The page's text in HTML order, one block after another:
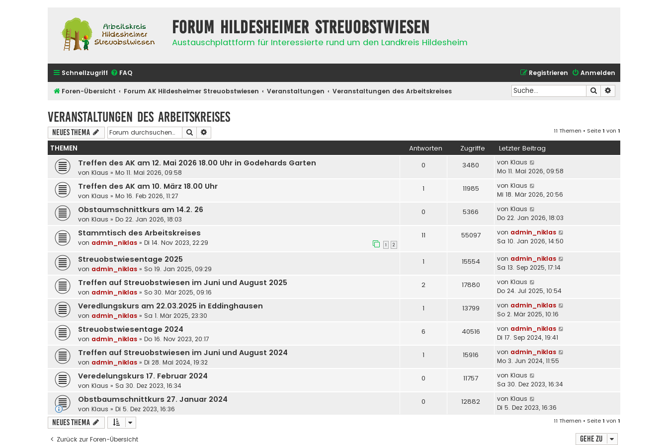
Forum Hildesheimer Streuobstwiesen
Austauschplattform für Interessierte rund um den Landkreis Hildesheim
Schnellzugriff FAQ Anmelden
Registrieren
Foren-Übersicht Forum AK Hildesheimer Streuobstwiesen Veranstaltungen Veranstaltungen des Arbeitskreises Suche
Veranstaltungen des Arbeitskreises
Neues Thema Suche 11 Themen • Seite1 von 1
THEMEN Antworten Zugriffe Letzter Beitrag
Treffen des AK am 12. Mai 2026 18.00 Uhr in Godehards Garten
von Klaus » Mo 11. Mai 2026, 09:58
0 3480 von Klaus
Mo 11. Mai 2026, 09:58
Treffen des AK am 10. März 18.00 Uhr
von Klaus » Mo 16. Feb 2026, 11:27
1 11985 von Klaus
Mi 18. Mär 2026, 20:56
Obstaumschnittkurs am 14.2. 26
von Klaus » Do 22. Jan 2026, 18:03
0 5366 von Klaus
Do 22. Jan 2026, 18:03
Stammtisch des Arbeitskreises
von admin_niklas » Di 14. Nov 2023, 22:29 1 2
11 55097 von admin_niklas
Sa 10. Jan 2026, 14:50
Streuobstwiesentage 2025
von admin_niklas » So 19. Jan 2025, 09:29
1 15554 von admin_niklas
Sa 13. Sep 2025, 17:14
Treffen auf Streuobstwiesen im Juni und August 2025
von admin_niklas » So 30. Mär 2025, 09:16
2 17880 von Klaus
Do 24. Jul 2025, 10:54
Veredlungskurs am 22.03.2025 in Eddinghausen
von admin_niklas » Sa 1. Mär 2025, 23:30
1 13799 von admin_niklas
So 2. Mär 2025, 10:16
Streuobstwiesentage 2024
von admin_niklas » Do 16. Nov 2023, 20:17
6 40516 von admin_niklas
Di 17. Sep 2024, 19:41
Treffen auf Streuobstwiesen im Juni und August 2024
von admin_niklas » Di 28. Mai 2024, 19:32
1 15916 von admin_niklas
Mo 3. Jun 2024, 11:55
Veredelungskurs 17. Februar 2024
von Klaus » Sa 30. Dez 2023, 16:34
0 11757 von Klaus
Sa 30. Dez 2023, 16:34
Obstbaumschnittkurs 27. Januar 2024
von Klaus » Di 5. Dez 2023, 16:36
0 12882 von Klaus
Di 5. Dez 2023, 16:36
Neues Thema 11 Themen • Seite1 von 1
Zurück zur Foren-Übersicht Gehe zu